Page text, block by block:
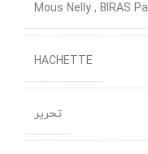
Mous Nelly , BIRAS
HACHETTE
تحریر